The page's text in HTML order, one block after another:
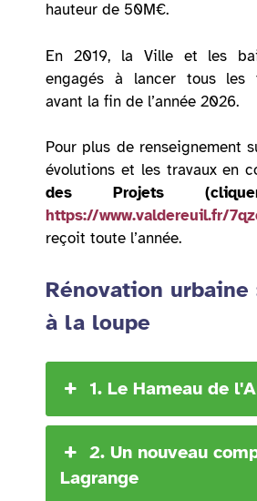
hauteur de 50M€.
En 2019, la Ville et les
engagés à lancer tous les
avant la fin de l’année 2026.
Pour plus de renseignement
évolutions et les travaux en
des Projets
https://www.valdereuil.fr/
reçoit toute l’année.
Rénovation urbaine
à la loupe
1. Le Hameau de
2. Un nouveau
Lagrange